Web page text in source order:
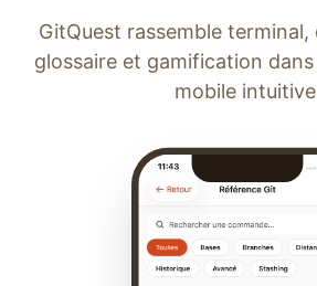
GitQuest rassemble terminal,
glossaire et gamification
mobile